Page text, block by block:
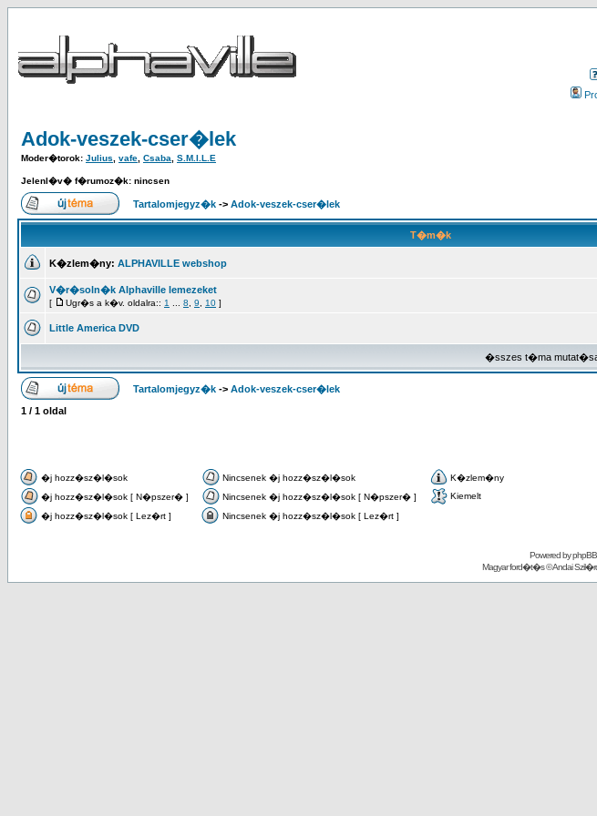
Adok-veszek-cser�lek
Moder�torok: Julius vafe Csaba S.M.I.L.E
Jelenl�v� f�rumoz�k: nincsen
Tartalomjegyz�k -> Adok-veszek-cser�lek
T�m�k
K�zlem�ny: ALPHAVILLE webshop
V�r�soln�k Alphaville lemezeket
[ Ugr�s a k�v. oldalra:: 1 8 9 10 ]
Little America DVD
�sszes t�ma
Tartalomjegyz�k -> Adok-veszek-cser�lek
1 / 1 oldal
�j hozz�sz�l�sok Nincsenek �j hozz�sz�l�sok
K�zlem�ny
�j hozz�sz�l�sok [ N�pszer� ]
Nincsenek �j hozz�sz�l�sok [ N�pszer� ]
Kiemelt
�j hozz�sz�l�sok [ Lez�rt ]
Nincsenek �j hozz�sz�l�sok [ Lez�rt ]
Powered byphpBB
Magyar ford�t�s ©Andai